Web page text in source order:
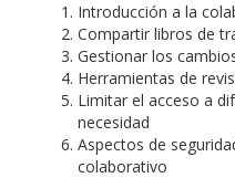
Introducción a la
Compartir libros de
Gestionar los
Herramientas de
Limitar el acceso a
necesidad
Aspectos de
colaborativo